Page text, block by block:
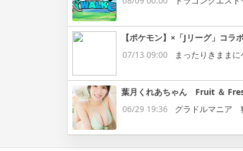
【ポケモン】×「Jリーグ」コ
07/13 09:00
まったりきまま
葉月くれあちゃん Fruit ＆
06/29 19:36
グラドルマニア